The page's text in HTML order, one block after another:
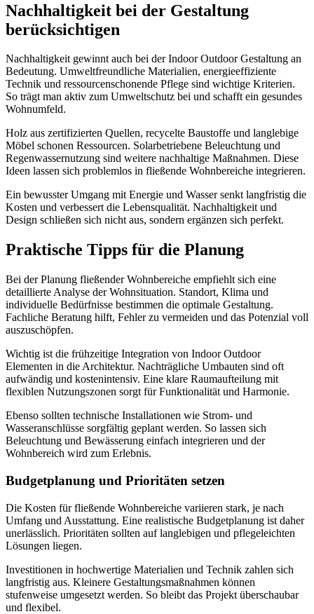
Nachhaltigkeit bei der Gestaltung
berücksichtigen
Nachhaltigkeit gewinnt auch bei der Indoor Outdoor Gestaltung an
Bedeutung. Umweltfreundliche Materialien, energieeffiziente
Technik und ressourcenschonende Pflege sind wichtige Kriterien.
So trägt man aktiv zum Umweltschutz bei und schafft ein gesundes
Wohnumfeld.
Holz aus zertifizierten Quellen, recycelte Baustoffe und langlebige
Möbel schonen Ressourcen. Solarbetriebene Beleuchtung und
Regenwassernutzung sind weitere nachhaltige Maßnahmen. Diese
Ideen lassen sich problemlos in fließende Wohnbereiche integrieren.
Ein bewusster Umgang mit Energie und Wasser senkt langfristig die
Kosten und verbessert die Lebensqualität. Nachhaltigkeit und
Design schließen sich nicht aus, sondern ergänzen sich perfekt.
Praktische Tipps für die Planung
Bei der Planung fließender Wohnbereiche empfiehlt sich eine
detaillierte Analyse der Wohnsituation. Standort, Klima und
individuelle Bedürfnisse bestimmen die optimale Gestaltung.
Fachliche Beratung hilft, Fehler zu vermeiden und das Potenzial voll
auszuschöpfen.
Wichtig ist die frühzeitige Integration von Indoor Outdoor
Elementen in die Architektur. Nachträgliche Umbauten sind oft
aufwändig und kostenintensiv. Eine klare Raumaufteilung mit
flexiblen Nutzungszonen sorgt für Funktionalität und Harmonie.
Ebenso sollten technische Installationen wie Strom- und
Wasseranschlüsse sorgfältig geplant werden. So lassen sich
Beleuchtung und Bewässerung einfach integrieren und der
Wohnbereich wird zum Erlebnis.
Budgetplanung und Prioritäten setzen
Die Kosten für fließende Wohnbereiche variieren stark, je nach
Umfang und Ausstattung. Eine realistische Budgetplanung ist daher
unerlässlich. Prioritäten sollten auf langlebigen und pflegeleichten
Lösungen liegen.
Investitionen in hochwertige Materialien und Technik zahlen sich
langfristig aus. Kleinere Gestaltungsmaßnahmen können
stufenweise umgesetzt werden. So bleibt das Projekt überschaubar
und flexibel.